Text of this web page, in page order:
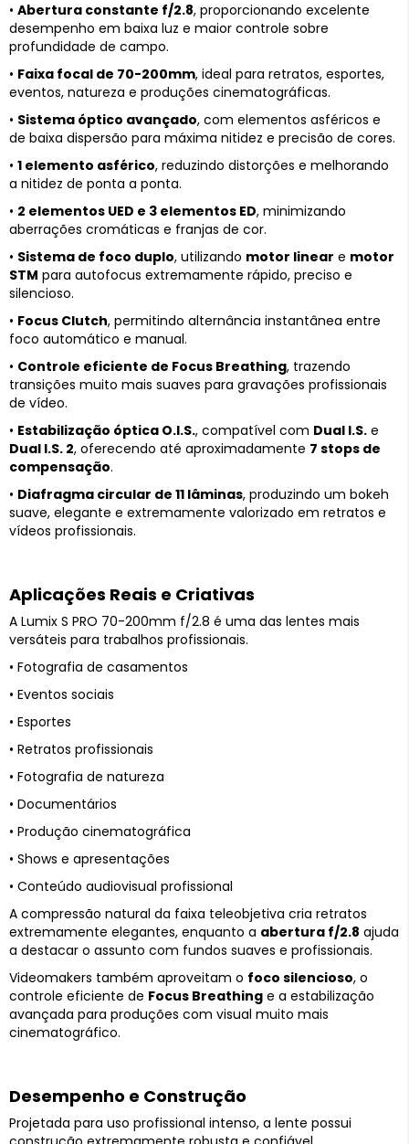
• Abertura constante f/2.8, proporcionando excelente
desempenho em baixa luz e maior controle sobre
profundidade de campo.
• Faixa focal de 70-200mm, ideal para retratos, esportes,
eventos, natureza e produções cinematográficas.
• Sistema óptico avançado, com elementos asféricos e
de baixa dispersão para máxima nitidez e precisão de cores.
• 1 elemento asférico, reduzindo distorções e melhorando
a nitidez de ponta a ponta.
• 2 elementos UED e 3 elementos ED, minimizando
aberrações cromáticas e franjas de cor.
• Sistema de foco duplo, utilizando motor linear e motor
STM para autofocus extremamente rápido, preciso e
silencioso.
• Focus Clutch, permitindo alternância instantânea entre
foco automático e manual.
• Controle eficiente de Focus Breathing, trazendo
transições muito mais suaves para gravações profissionais
de vídeo.
• Estabilização óptica O.I.S., compatível com Dual I.S. e
Dual I.S. 2, oferecendo até aproximadamente 7 stops de
compensação.
• Diafragma circular de 11 lâminas, produzindo um bokeh
suave, elegante e extremamente valorizado em retratos e
vídeos profissionais.
Aplicações Reais e Criativas
A Lumix S PRO 70-200mm f/2.8 é uma das lentes mais
versáteis para trabalhos profissionais.
• Fotografia de casamentos
• Eventos sociais
• Esportes
• Retratos profissionais
• Fotografia de natureza
• Documentários
• Produção cinematográfica
• Shows e apresentações
• Conteúdo audiovisual profissional
A compressão natural da faixa teleobjetiva cria retratos
extremamente elegantes, enquanto a abertura f/2.8 ajuda
a destacar o assunto com fundos suaves e profissionais.
Videomakers também aproveitam o foco silencioso, o
controle eficiente de Focus Breathing e a estabilização
avançada para produções com visual muito mais
cinematográfico.
Desempenho e Construção
Projetada para uso profissional intenso, a lente possui